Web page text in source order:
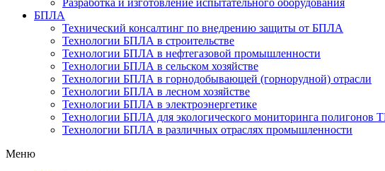
Разработка и изготовление испытательного оборудования
БПЛА
Технический консалтинг по внедрению защиты от БПЛА
Технологии БПЛА в строительстве
Технологии БПЛА в нефтегазовой промышленности
Технологии БПЛА в сельском хозяйстве
Технологии БПЛА в горнодобывающей (горнорудной) отрасли
Технологии БПЛА в лесном хозяйстве
Технологии БПЛА в электроэнергетике
Технологии БПЛА для экологического мониторинга полигонов
Технологии БПЛА в различных отраслях промышленности
Меню